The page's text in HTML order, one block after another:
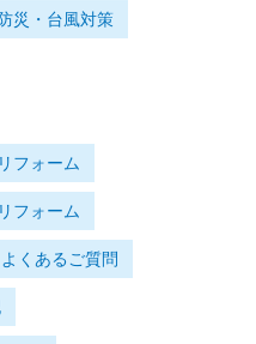
災・台風対策
フォーム
フォーム
よくあるご質問